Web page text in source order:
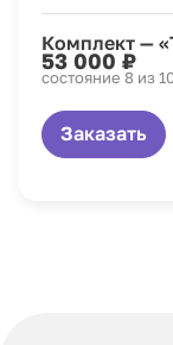
Комплект —
53 000 ₽
состояние 8 из
Заказать